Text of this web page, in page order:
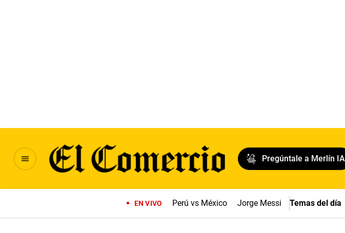
Pregúntale a Merlín IA
EN VIVO Perú vs México Jorge Messi Temas del día